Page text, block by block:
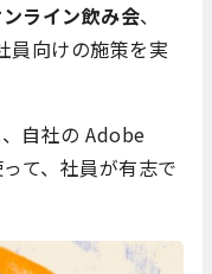
ライン飲み会、
員向けの施策を実
自社の Adobe
て、社員が有志で